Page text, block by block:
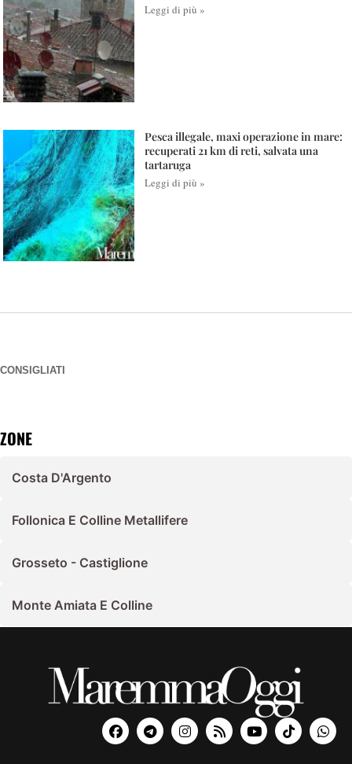
Leggi di più »
Pesca illegale, maxi operazione in mare:
recuperati 21 km di reti, salvata una
tartaruga
Leggi di più »
CONSIGLIATI
ZONE
Costa D'Argento
Follonica E Colline Metallifere
Grosseto - Castiglione
Monte Amiata E Colline